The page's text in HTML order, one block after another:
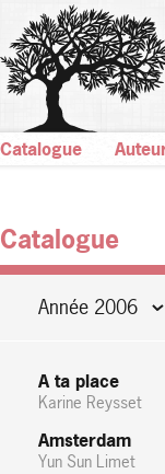
Catalogue
Catalogue
Année 2006
A ta place
Karine Reysset
Amsterdam
Yun Sun Limet